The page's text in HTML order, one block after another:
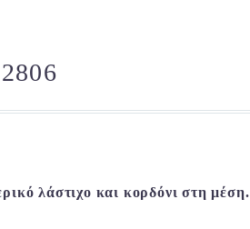
λάστιχο και κορδόνι στη μέση.